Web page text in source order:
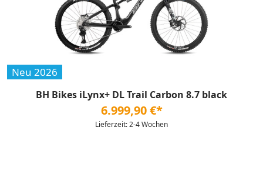
Neu 2026
BH Bikes iLynx+ DL Trail Carbon 8.7 black
6.999,90 €*
Lieferzeit: 2-4 Wochen